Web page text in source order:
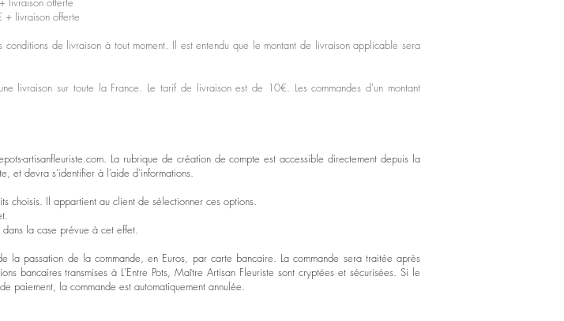
livraison offerte
de livraison à tout moment. Il est entendu que le montant de livraison applicable sera
livraison sur toute la France. Le tarif de livraison est de 10€. Les commandes d'un montant
artisanfleuriste.com. La rubrique de création de compte est accessible directement depuis la
et devra s’identifier à l’aide d’informations.
choisis. Il appartient au client de sélectionner ces options.
la case prévue à cet effet.
passation de la commande, en Euros, par carte bancaire. La commande sera traitée après
bancaires transmises à L'Entre Pots, Maître Artisan Fleuriste sont cryptées et sécurisées. Si le
paiement, la commande est automatiquement annulée.